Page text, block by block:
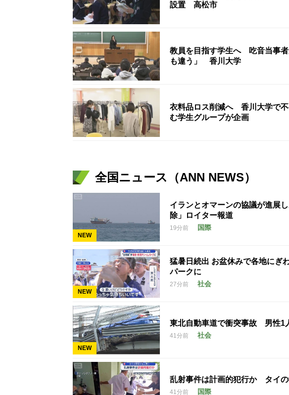
設置 高松市
教員を目指す学生へ 吃音当事
も違う」 香川大学
衣料品ロス削減へ 香川大学で
む学生グループが企画
全国ニュース（ANN NEWS）
NEW
イランとオマーンの協議が進展
除」ロイター報道
19分前 国際
NEW
猛暑日続出 お盆休みで各地にぎ
パークに
27分前 社会
NEW
東北自動車道で衝突事故 男性
41分前 社会
乱射事件は計画的犯行か タイ
41分前 国際